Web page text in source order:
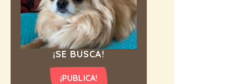
¡SE BUSCA!
¡PUBLICA!